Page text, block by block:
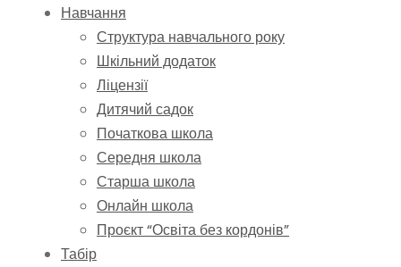
Навчання
Структура навчального року
Шкільний додаток
Ліцензії
Дитячий садок
Початкова школа
Середня школа
Старша школа
Онлайн школа
Проєкт “Освіта без кордонів”
Табір